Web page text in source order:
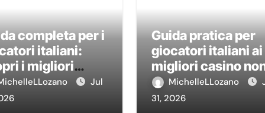
completa per i
italiani:
i migliori
non AAMS Jul
Guida pratica per
giocatori italiani ai
migliori casino
AAMS
MichelleLLozano
31, 2026